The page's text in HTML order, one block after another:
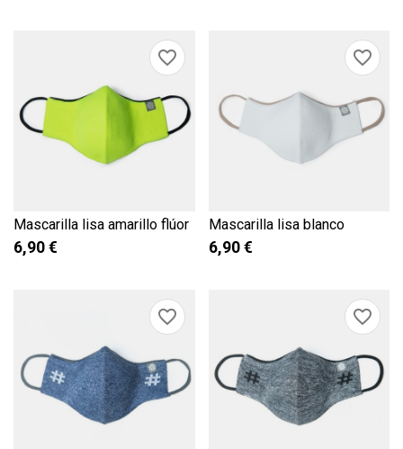
Mascarilla lisa amarillo flúor
6,90 €
favorite_border
Mascarilla lisa blanco
6,90 €
favorite_border
favorite_border favorite_border